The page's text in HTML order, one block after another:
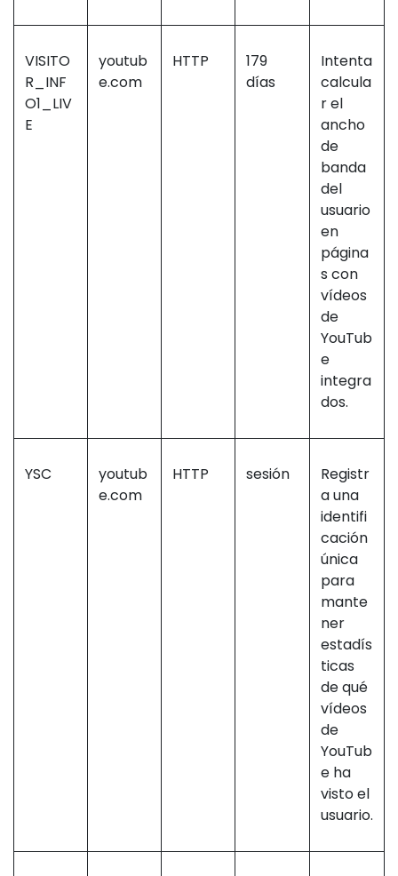
VISITO
R_INF
O1_LIV
E
youtub
e.com
HTTP
179
días
Intenta
calcula
r el
ancho
de
banda
del
usuario
en
página
s con
vídeos
de
YouTub
e
integra
dos.
YSC
youtub
e.com
HTTP sesión
Registr
a una
identifi
cación
única
para
mante
ner
estadís
ticas
de qué
vídeos
de
YouTub
e ha
visto el
usuario.